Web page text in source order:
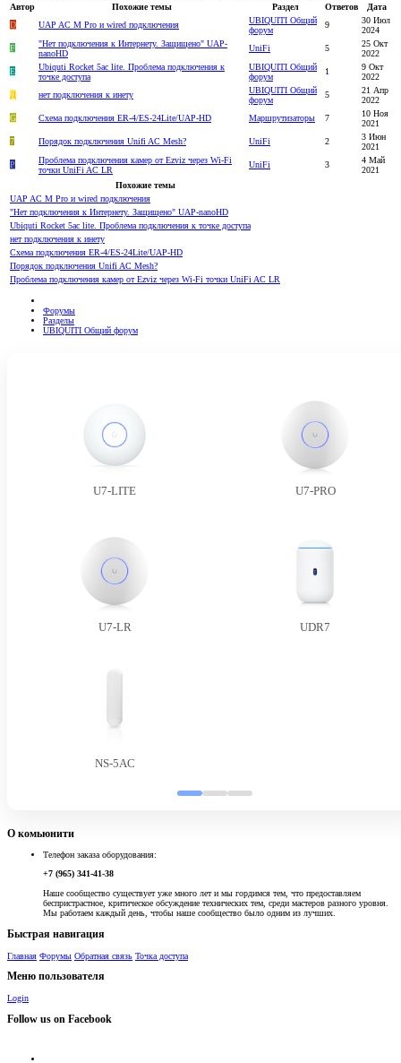
Автор
Похожие темы Раздел Ответов
Дата
D
UAP AC M Pro и wired подключения
UBIQUITI Общий
форум
9
30 Июл
2024
F
"Нет подключения к Интернету. Защищено" UAP-
nanoHD
UniFi 5
25 Окт
2022
E
Ubiquti Rocket 5ac lite. Проблема подключения к
точке доступа
UBIQUITI Общий
форум
1
9 Окт
2022
Д
нет подключения к инету
UBIQUITI Общий
форум
5
21 Апр
2022
G
Схема подключения ER-4/ES-24Lite/UAP-HD Маршрутизаторы 7
10 Ноя
2021
7
Порядок подключения Unifi AC Mesh? UniFi 2
3 Июн
2021
P
Проблема подключения камер от Ezviz через Wi-Fi
точки UniFi AC LR
UniFi 3
4 Май
2021
Похожие темы
UAP AC M Pro и wired подключения
"Нет подключения к Интернету. Защищено" UAP-nanoHD
Ubiquti Rocket 5ac lite. Проблема подключения к точке доступа
нет подключения к инету
Схема подключения ER-4/ES-24Lite/UAP-HD
Порядок подключения Unifi AC Mesh?
Проблема подключения камер от Ezviz через Wi-Fi точки UniFi AC LR
Форумы
Разделы
UBIQUITI Общий форум
U7-LITE U7-PRO
U7-LR UDR7
NS-5AC
О комьюнити
Телефон заказа оборудования:
+7 (965) 341-41-38
Наше сообщество существует уже много лет и мы гордимся тем, что предоставляем
беспристрастное, критическое обсуждение технических тем, среди мастеров разного уровня.
Мы работаем каждый день, чтобы наше сообщество было одним из лучших.
Быстрая навигация
Главная Форумы Обратная связь Точка доступа
Меню пользователя
Login
Follow us on Facebook